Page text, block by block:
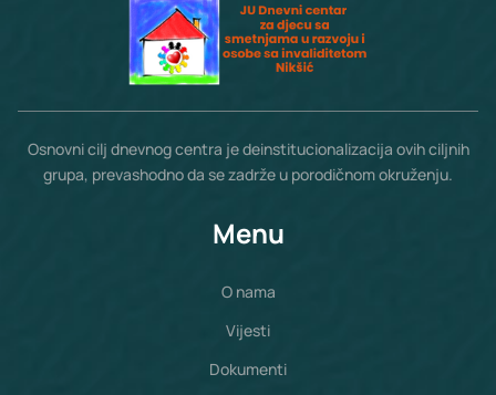
Osnovni cilj dnevnog centra je deinstitucionalizacija ovih ciljnih
grupa, prevashodno da se zadrže u porodičnom okruženju.
Menu
O nama
Vijesti
Dokumenti